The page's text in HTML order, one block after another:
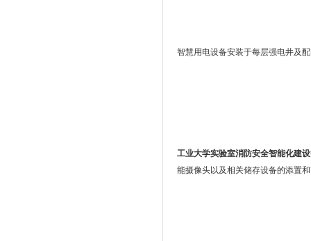
智慧用电设备安装于每层强电井及
工业大学实验室消防安全智能化建
能摄像头以及相关储存设备的添置